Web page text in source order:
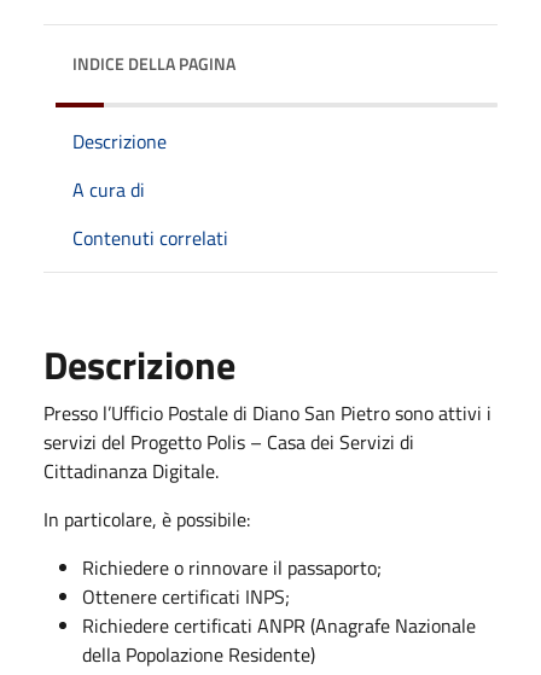
INDICE DELLA PAGINA
Descrizione
A cura di
Contenuti correlati
Descrizione
Presso l’Ufficio Postale di Diano San Pietro sono attivi i
servizi del Progetto Polis – Casa dei Servizi di
Cittadinanza Digitale.
In particolare, è possibile:
Richiedere o rinnovare il passaporto;
Ottenere certificati INPS;
Richiedere certificati ANPR (Anagrafe Nazionale
della Popolazione Residente)